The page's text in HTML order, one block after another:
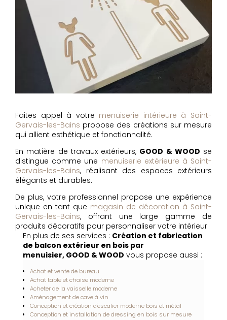
Faites appel à votre menuiserie intérieure à Saint-
Gervais-les-Bains propose des créations sur mesure
qui allient esthétique et fonctionnalité.
En matière de travaux extérieurs, GOOD & WOOD se
distingue comme une menuiserie extérieure à Saint-
Gervais-les-Bains, réalisant des espaces extérieurs
élégants et durables.
De plus, votre professionnel propose une expérience
unique en tant que magasin de décoration à Saint-
Gervais-les-Bains, offrant une large gamme de
produits décoratifs pour personnaliser votre intérieur.
En plus de ses services : Création et fabrication
de balcon extérieur en bois par
menuisier, GOOD & WOOD vous propose aussi :
Achat et vente de bureau
Achat table et chaise moderne
Acheter de la vaisselle moderne
Aménagement de cave à vin
Conception et création d'escalier moderne bois et métal
Conception et installation de dressing en bois sur mesure